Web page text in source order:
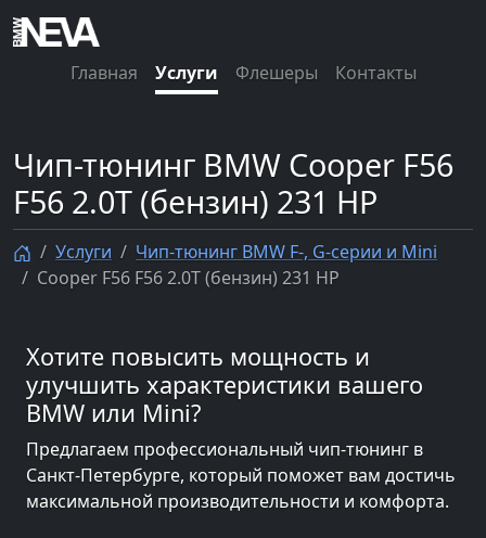
Главная Услуги Флешеры Контакты
Чип-тюнинг BMW Cooper F56
F56 2.0T (бензин) 231 HP
Услуги
Чип-тюнинг BMW F-, G-серии и Mini
Cooper F56 F56 2.0T (бензин) 231 HP
Хотите повысить мощность и
улучшить характеристики вашего
BMW или Mini?
Предлагаем профессиональный чип-тюнинг в
Санкт-Петербурге, который поможет вам достичь
максимальной производительности и комфорта.